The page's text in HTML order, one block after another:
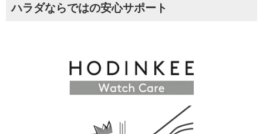
ハラダならではの安心サポート